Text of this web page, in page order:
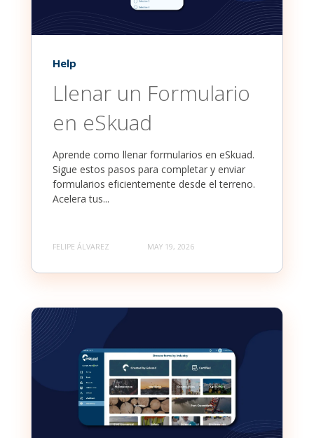
Help
Llenar un Formulario
en eSkuad
Aprende como llenar formularios en eSkuad.
Sigue estos pasos para completar y enviar
formularios eficientemente desde el terreno.
Acelera tus...
FELIPE ÁLVAREZ MAY 19, 2026